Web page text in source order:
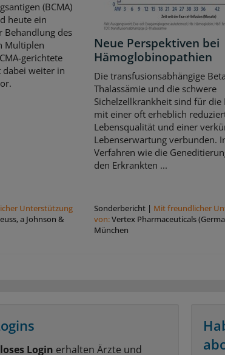
(BCMA)
heute ein
Behandlung des
Multiplen
gerichtete
dabei weiter in
Unterstützung
a Johnson &
Neue Perspektiven bei
Hämoglobinopathien
Die transfusionsabhängige
Thalassämie und die schwere
Sichelzellkrankheit sind für die
mit einer oft erheblich
Lebensqualität und einer
Lebenserwartung verbunden.
Verfahren wie die
den Erkrankten ...
Sonderbericht| Mit freundlicher
von:Vertex Pharmaceuticals
München
Login erhalten Ärzte und